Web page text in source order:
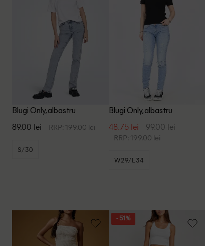
Blugi Only, albastru
89.00 lei RRP: 199.00 lei
S/30
Blugi Only, albastru
48.75 lei 99.00 lei
RRP: 199.00 lei
W29/L34
- 51%